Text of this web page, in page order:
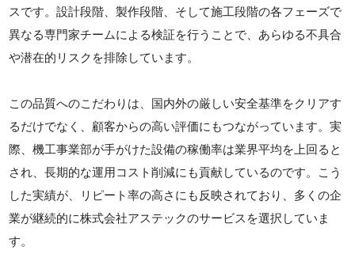
スです。設計段階、製作段階、そして施工段階の各フェーズで
異なる専門家チームによる検証を行うことで、あらゆる不具合
や潜在的リスクを排除しています。
この品質へのこだわりは、国内外の厳しい安全基準をクリアす
るだけでなく、顧客からの高い評価にもつながっています。実
際、機工事業部が手がけた設備の稼働率は業界平均を上回ると
され、長期的な運用コスト削減にも貢献しているのです。こう
した実績が、リピート率の高さにも反映されており、多くの企
業が継続的に株式会社アステックのサービスを選択していま
す。